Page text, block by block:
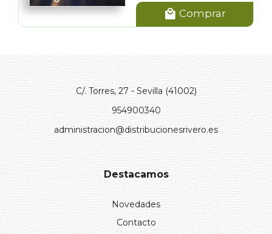
Comprar
C/. Torres, 27 - Sevilla (41002)
954900340
administracion@distribucionesrivero.es
Destacamos
Novedades
Contacto